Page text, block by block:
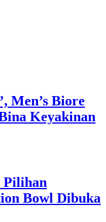
Men’s Biore
Keyakinan
Pilihan
Bowl Dibuka